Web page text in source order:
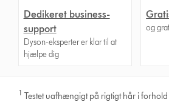
Dedikeret business-
support
Dyson-eksperter er klar til at
hjælpe dig
og
1 Testet uafhængigt på rigtigt hår i forhold